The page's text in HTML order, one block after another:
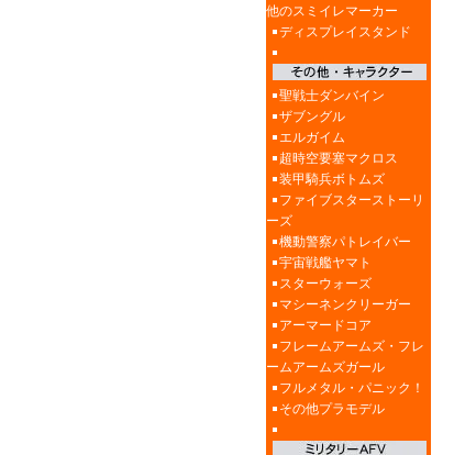
他のスミイレマーカー
ディスプレイスタンド
聖戦士ダンバイン
ザブングル
エルガイム
超時空要塞マクロス
装甲騎兵ボトムズ
ファイブスターストーリ
ーズ
機動警察パトレイバー
宇宙戦艦ヤマト
スターウォーズ
マシーネンクリーガー
アーマードコア
フレームアームズ・フレ
ームアームズガール
フルメタル・パニック！
その他プラモデル